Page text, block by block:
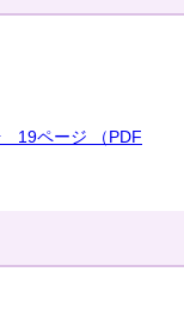
19ページ （PDF